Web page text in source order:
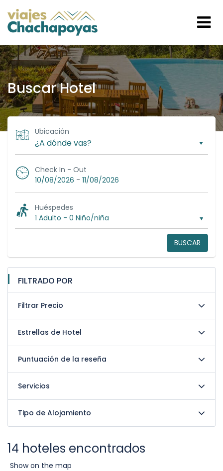
Buscar Hotel
Ubicación
Check In - Out
10/08/2026 - 11/08/2026
Huéspedes
1 Adulto - 0 Niño/niña
BUSCAR
FILTRADO POR
Filtrar Precio
Estrellas de Hotel
Puntuación de la reseña
Servicios
Tipo de Alojamiento
14 hoteles encontrados
Show on the map